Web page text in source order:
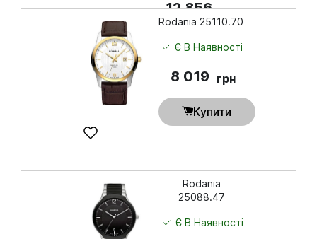
12 856 грн
Купити
Rodania 25110.70
Є В Наявності
8 019 грн
Купити
Rodania
25088.47
Є В Наявності